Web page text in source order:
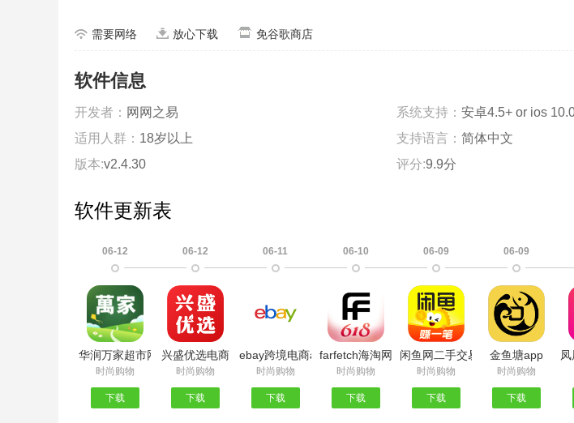
需要网络 放心下载 免谷歌商店
软件信息
开发者： 网网之易 系统支持： 安卓4.5+ or ios
适用人群： 18岁以上 支持语言： 简体中文
版本:v2.4.30 评分:9.9分
软件更新表
06-12
华润万家超市网上购物app
时尚购物
下载
06-12
兴盛优选电商
时尚购物
下载
06-11
ebay跨境电商app官方正版
时尚购物
下载
06-10
farfetch海淘网站
时尚购物
下载
06-09
闲鱼网二手交易平台
时尚购物
下载
06-09
金鱼塘app
时尚购物
下载